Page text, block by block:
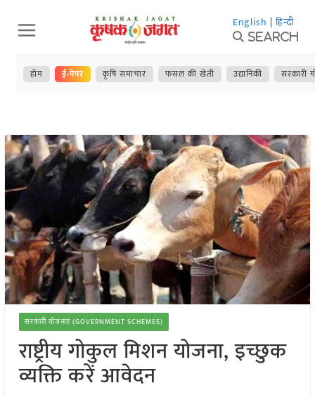
Skip
to
content
English | हिन्दी
Search
होम ई-पेपर कृषि समाचार फसल की खेती उद्यानिकी सरकारी
सरकारी योजनाएं (GOVERNMENT SCHEMES)
राष्ट्रीय गोकुल मिशन योजना, इच्छुक
व्यक्ति करें आवेदन